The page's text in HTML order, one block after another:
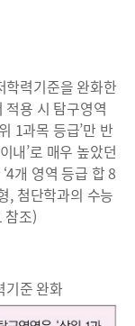
학력기준을 완화한
용 시 탐구영역
1과목 등급’만 반
내’로 매우 높았던
개 영역 등급 합 8
, 첨단학과의 수능
참조)
기준 완화